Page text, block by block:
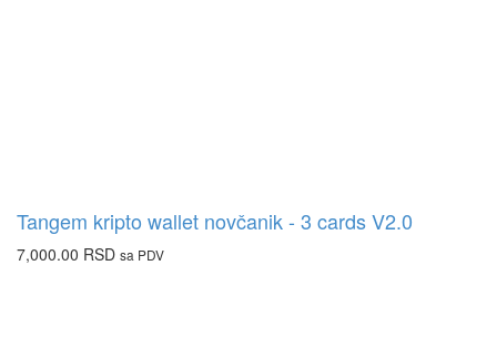
Tangem kripto wallet novčanik - 3 cards V2.0
7,000.00 RSD sa PDV